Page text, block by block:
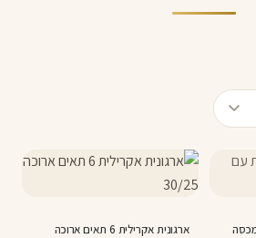
ארגונית אקרילית 6 תאים ארוכה